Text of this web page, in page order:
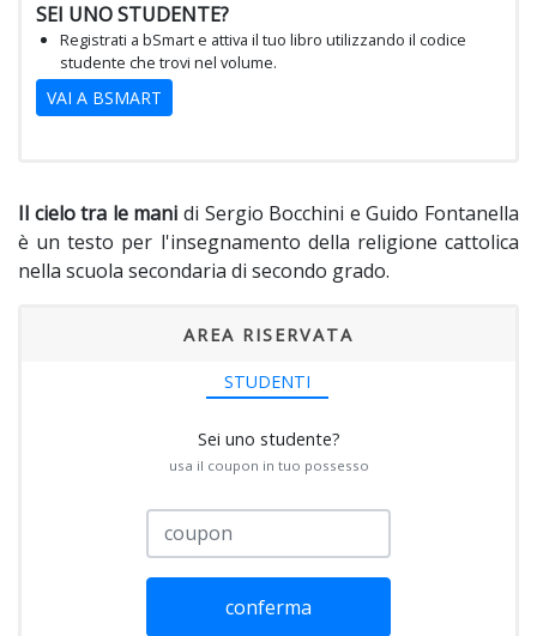
SEI UNO STUDENTE?
Registrati a bSmart e attiva il tuo libro utilizzando il codice
studente che trovi nel volume.
VAI A BSMART
Il cielo tra le mani di Sergio Bocchini e Guido Fontanella
è un testo per l'insegnamento della religione cattolica
nella scuola secondaria di secondo grado.
AREA RISERVATA
STUDENTI
Sei uno studente?
usa il coupon in tuo possesso
conferma